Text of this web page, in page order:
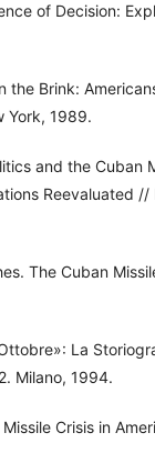
of Decision:
the Brink:
York, 1989.
and the Cuban
Reevaluated
The Cuban
La
Milano, 1994.
Crisis in